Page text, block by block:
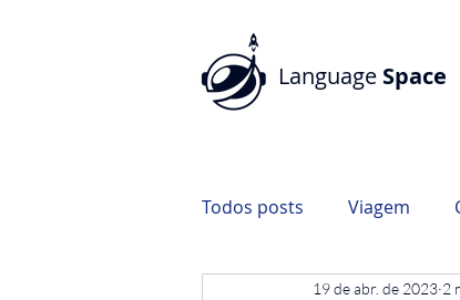
Language Space
Todos posts Viagem
19 de abr. de 2023 2